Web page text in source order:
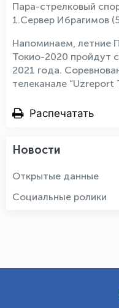
Пара-стрелковый
1.Сервер Ибрагимов
Напоминаем, летние
Токио-2020 пройдут
2021 года.
телеканале “Uzreport
Распечатать
Новости
Открытые данные
Социальные ролики